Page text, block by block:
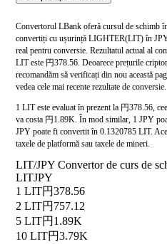
Convertorul LBank oferă cursul de schimb
convertiți cu ușurință LIGHTER(LIT) în
real pentru conversie. Rezultatul actual al
LIT este 円378.56. Deoarece prețurile
recomandăm să verificați din nou această
vedea cele mai recente rezultate de conversie.
1 LIT este evaluat în prezent la 円378.56,
va costa 円1.89K. În mod similar, 1 JPY
JPY poate fi convertit în 0.1320785 LIT.
taxele de platformă sau taxele de mineri.
LIT/JPY Convertor de curs de
LITJPY
1 LIT円378.56
2 LIT円757.12
5 LIT円1.89K
10 LIT円3.79K